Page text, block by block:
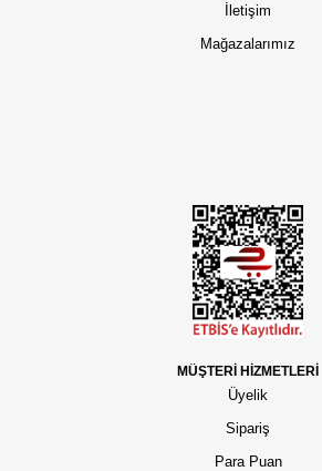
İletişim
Mağazalarımız
MÜŞTERİ HİZMETLERİ
Üyelik
Sipariş
Para Puan